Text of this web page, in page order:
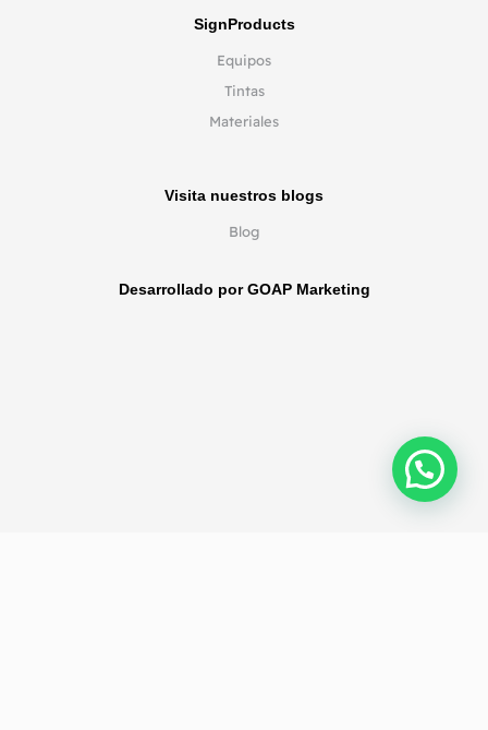
SignProducts
Equipos
Tintas
Materiales
Desarrollado por GOAP Marketing
Visita nuestros blogs
Blog